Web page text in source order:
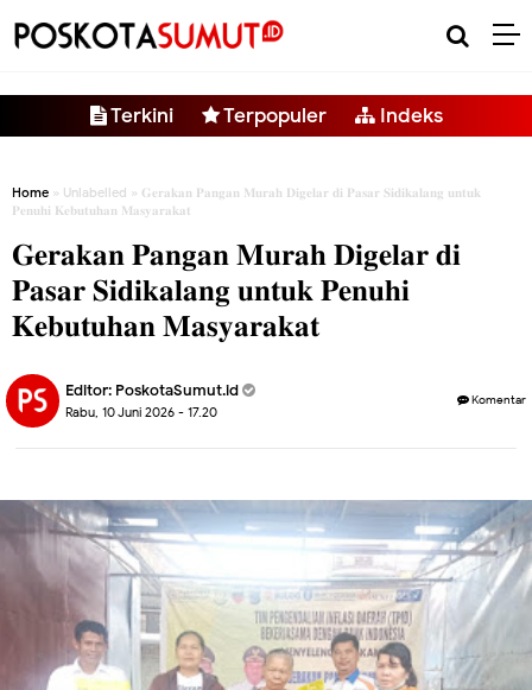
Terkini Terpopuler Indeks
Home » Unlabelled » 𝐆𝐞𝐫𝐚𝐤𝐚𝐧 𝐏𝐚𝐧𝐠𝐚𝐧 𝐌𝐮𝐫𝐚𝐡 𝐃𝐢𝐠𝐞𝐥𝐚𝐫 𝐝𝐢 𝐏𝐚𝐬𝐚𝐫 𝐒𝐢𝐝𝐢𝐤𝐚𝐥𝐚𝐧𝐠 𝐮𝐧𝐭𝐮𝐤
𝐏𝐞𝐧𝐮𝐡𝐢 𝐊𝐞𝐛𝐮𝐭𝐮𝐡𝐚𝐧 𝐌𝐚𝐬𝐲𝐚𝐫𝐚𝐤𝐚𝐭
𝐆𝐞𝐫𝐚𝐤𝐚𝐧 𝐏𝐚𝐧𝐠𝐚𝐧 𝐌𝐮𝐫𝐚𝐡 𝐃𝐢𝐠𝐞𝐥𝐚𝐫 𝐝𝐢
𝐏𝐚𝐬𝐚𝐫 𝐒𝐢𝐝𝐢𝐤𝐚𝐥𝐚𝐧𝐠 𝐮𝐧𝐭𝐮𝐤 𝐏𝐞𝐧𝐮𝐡𝐢
𝐊𝐞𝐛𝐮𝐭𝐮𝐡𝐚𝐧 𝐌𝐚𝐬𝐲𝐚𝐫𝐚𝐤𝐚𝐭
Editor: PoskotaSumut.id
Rabu, 10 Juni 2026 - 17.20
Komentar